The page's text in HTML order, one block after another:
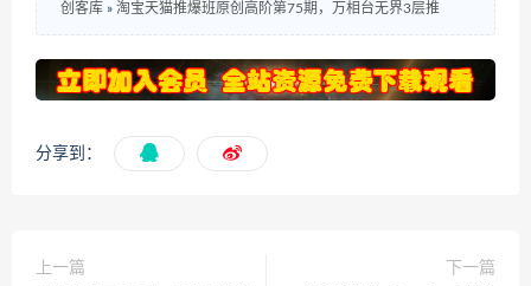
创客库 » 淘宝天猫推爆班原创高阶第75期，万相台无界3层推
分享到：
上一篇
下一篇